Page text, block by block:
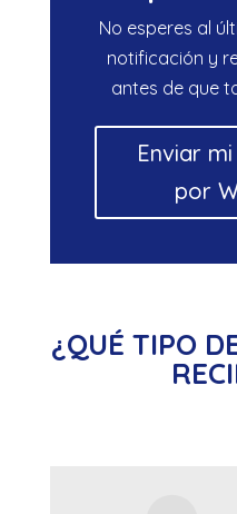
No esperes al
notificación y
antes de que
Enviar
por
¿QUÉ TIPO